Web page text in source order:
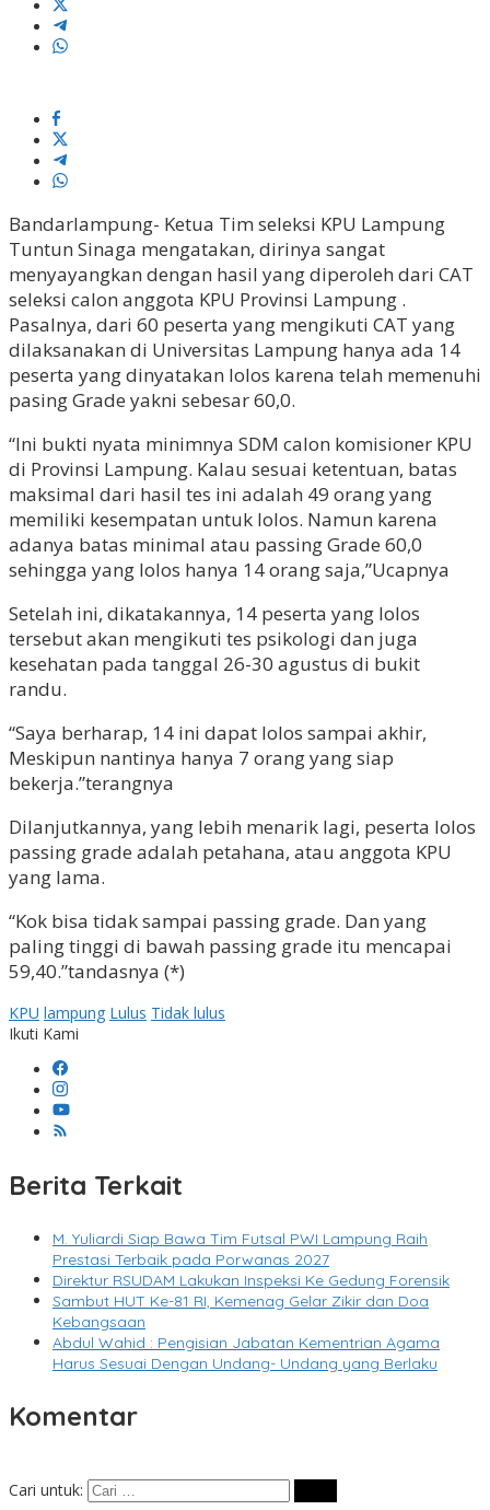
Bandarlampung- Ketua Tim seleksi KPU Lampung
Tuntun Sinaga mengatakan, dirinya sangat
menyayangkan dengan hasil yang diperoleh dari CAT
seleksi calon anggota KPU Provinsi Lampung .
Pasalnya, dari 60 peserta yang mengikuti CAT yang
dilaksanakan di Universitas Lampung hanya ada 14
peserta yang dinyatakan lolos karena telah memenuhi
pasing Grade yakni sebesar 60,0.
“Ini bukti nyata minimnya SDM calon komisioner KPU
di Provinsi Lampung. Kalau sesuai ketentuan, batas
maksimal dari hasil tes ini adalah 49 orang yang
memiliki kesempatan untuk lolos. Namun karena
adanya batas minimal atau passing Grade 60,0
sehingga yang lolos hanya 14 orang saja,”Ucapnya
Setelah ini, dikatakannya, 14 peserta yang lolos
tersebut akan mengikuti tes psikologi dan juga
kesehatan pada tanggal 26-30 agustus di bukit
randu.
“Saya berharap, 14 ini dapat lolos sampai akhir,
Meskipun nantinya hanya 7 orang yang siap
bekerja.”terangnya
Dilanjutkannya, yang lebih menarik lagi, peserta lolos
passing grade adalah petahana, atau anggota KPU
yang lama.
“Kok bisa tidak sampai passing grade. Dan yang
paling tinggi di bawah passing grade itu mencapai
59,40.”tandasnya (*)
KPU lampung Lulus Tidak lulus
Ikuti Kami
Berita Terkait
M. Yuliardi Siap Bawa Tim Futsal PWI Lampung Raih
Prestasi Terbaik pada Porwanas 2027
Direktur RSUDAM Lakukan Inspeksi Ke Gedung Forensik
Sambut HUT Ke-81 RI, Kemenag Gelar Zikir dan Doa
Kebangsaan
Abdul Wahid : Pengisian Jabatan Kementrian Agama
Harus Sesuai Dengan Undang- Undang yang Berlaku
Komentar
Cari untuk: